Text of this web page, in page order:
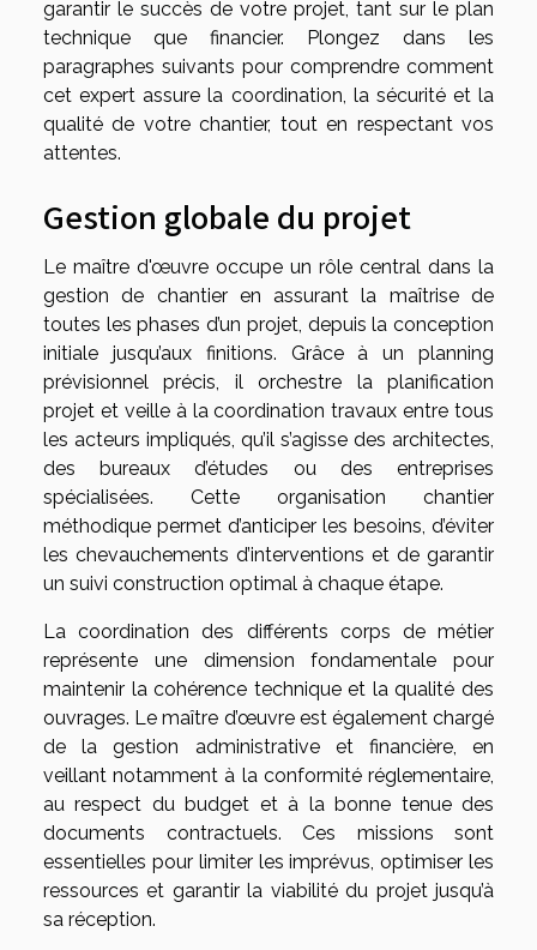
garantir le succès de votre projet, tant sur le plan
technique que financier. Plongez dans les
paragraphes suivants pour comprendre comment
cet expert assure la coordination, la sécurité et la
qualité de votre chantier, tout en respectant vos
attentes.
Gestion globale du projet
Le maître d'œuvre occupe un rôle central dans la
gestion de chantier en assurant la maîtrise de
toutes les phases d’un projet, depuis la conception
initiale jusqu’aux finitions. Grâce à un planning
prévisionnel précis, il orchestre la planification
projet et veille à la coordination travaux entre tous
les acteurs impliqués, qu’il s’agisse des architectes,
des bureaux d’études ou des entreprises
spécialisées. Cette organisation chantier
méthodique permet d’anticiper les besoins, d’éviter
les chevauchements d’interventions et de garantir
un suivi construction optimal à chaque étape.
La coordination des différents corps de métier
représente une dimension fondamentale pour
maintenir la cohérence technique et la qualité des
ouvrages. Le maître d’œuvre est également chargé
de la gestion administrative et financière, en
veillant notamment à la conformité réglementaire,
au respect du budget et à la bonne tenue des
documents contractuels. Ces missions sont
essentielles pour limiter les imprévus, optimiser les
ressources et garantir la viabilité du projet jusqu’à
sa réception.